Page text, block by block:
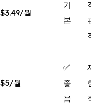
$3.49/월
기
본
$5/월
✅
좋
음